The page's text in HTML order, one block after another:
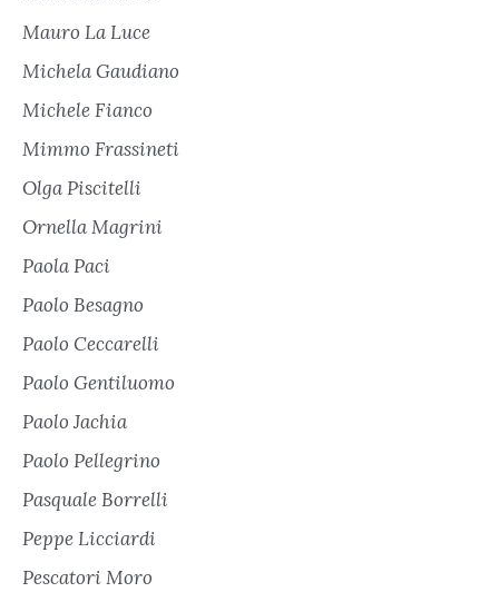
Mauro La Luce
Michela Gaudiano
Michele Fianco
Mimmo Frassineti
Olga Piscitelli
Ornella Magrini
Paola Paci
Paolo Besagno
Paolo Ceccarelli
Paolo Gentiluomo
Paolo Jachia
Paolo Pellegrino
Pasquale Borrelli
Peppe Licciardi
Pescatori Moro